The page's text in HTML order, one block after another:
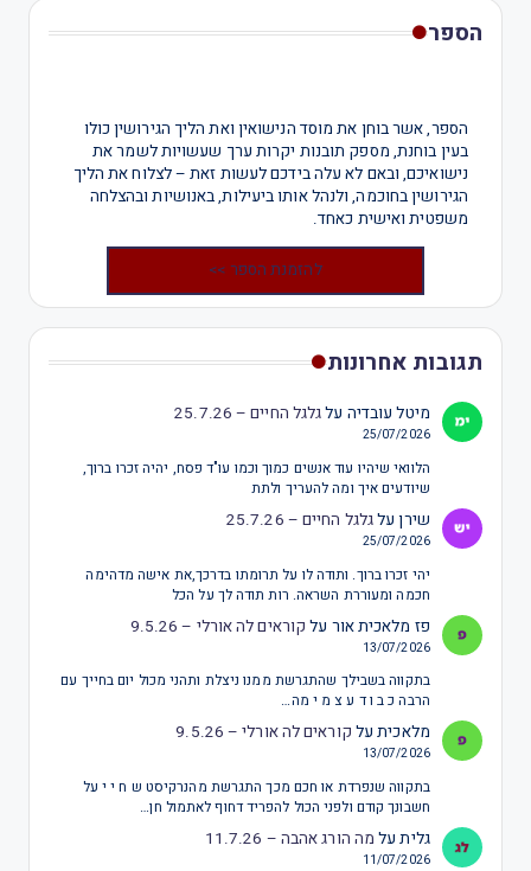
הספר
הספר, אשר בוחן את מוסד הנישואין ואת הליך הגירושין כולו
בעין בוחנת, מספק תובנות יקרות ערך שעשויות לשמר את
נישואיכם, ובאם לא עלה בידכם לעשות זאת – לצלוח את הליך
הגירושין בחוכמה, ולנהל אותו ביעילות, באנושיות ובהצלחה
משפטית ואישית כאחד.
להזמנת הספר >>
תגובות אחרונות
מיטל עובדיה עלגלגל החיים – 25.7.26
25/07/2026
הלוואי שיהיו עוד אנשים כמוך וכמו עו"ד פסח, יהיה זכרו ברוך,
שיודעים איך ומה להעריך ולתת
שירןעלגלגל החיים – 25.7.26
25/07/2026
יהי זכרו ברוך. ותודה לו על תרומתו בדרכך,את אישה מדהימה
חכמה ומעוררת השראה. רות תודה לך על הכל
פז מלאכית אור על קוראים לה אורלי – 9.5.26
13/07/2026
בתקווה בשבילך שהתגרשת ממנו ניצלת ותהני מכול יום בחייך עם
הרבה כ ב ו ד ע צ מ י מה…
מלאכיתעל קוראים לה אורלי – 9.5.26
13/07/2026
בתקווה שנפרדת או חכם מכך התגרשת מהנרקיסט ש ח י י על
חשבונך קודם ולפני הכול להפריד דחוף לאתמול חן…
גליתעל מה הורג אהבה – 11.7.26
11/07/2026